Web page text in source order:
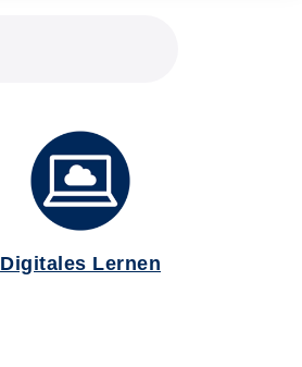
Digitales Lernen